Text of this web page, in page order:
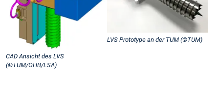
CAD Ansicht des LVS
(©TUM/OHB/ESA)
LVS Prototype an der TUM (©TUM)